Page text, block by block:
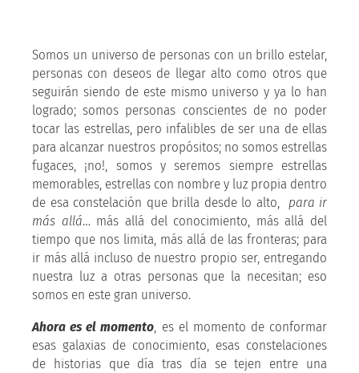
Somos un universo de personas con un brillo estelar,
personas con deseos de llegar alto como otros que
seguirán siendo de este mismo universo y ya lo han
logrado; somos personas conscientes de no poder
tocar las estrellas, pero infalibles de ser una de ellas
para alcanzar nuestros propósitos; no somos estrellas
fugaces, ¡no!, somos y seremos siempre estrellas
memorables, estrellas con nombre y luz propia dentro
de esa constelación que brilla desde lo alto, para ir
más allá… más allá del conocimiento, más allá del
tiempo que nos limita, más allá de las fronteras; para
ir más allá incluso de nuestro propio ser, entregando
nuestra luz a otras personas que la necesitan; eso
somos en este gran universo.
Ahora es el momento, es el momento de conformar
esas galaxias de conocimiento, esas constelaciones
de historias que día tras día se tejen entre una